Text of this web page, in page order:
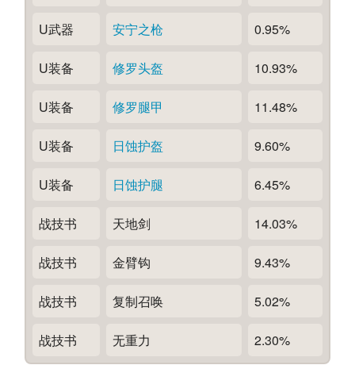
U武器 安宁之枪 0.95%
U装备 修罗头盔 10.93%
U装备 修罗腿甲 11.48%
U装备 日蚀护盔 9.60%
U装备 日蚀护腿 6.45%
战技书 天地剑 14.03%
战技书 金臂钩 9.43%
战技书 复制召唤 5.02%
战技书 无重力 2.30%